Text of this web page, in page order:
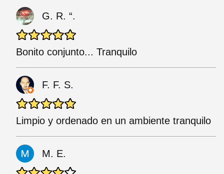
G. R. “.
Bonito conjunto... Tranquilo
F. F. S.
Limpio y ordenado en un ambiente tranquilo
M. E.